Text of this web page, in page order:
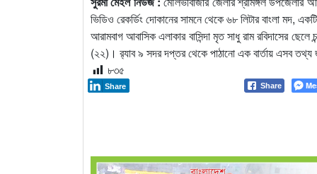
ভিডিও রেকর্ডিং দোকানের সামনে থেকে ৬৮ লিটার বাংলা
আরামবাগ আবাসিক এলাকার বাসিন্দা মৃত সাধু রাম রবিদাসের
(২২)। র‌্যাব ৯ সদর দপ্তর থেকে পাঠানো এক বার্তায় এসব তথ্য
৮৩৫
Share
Share